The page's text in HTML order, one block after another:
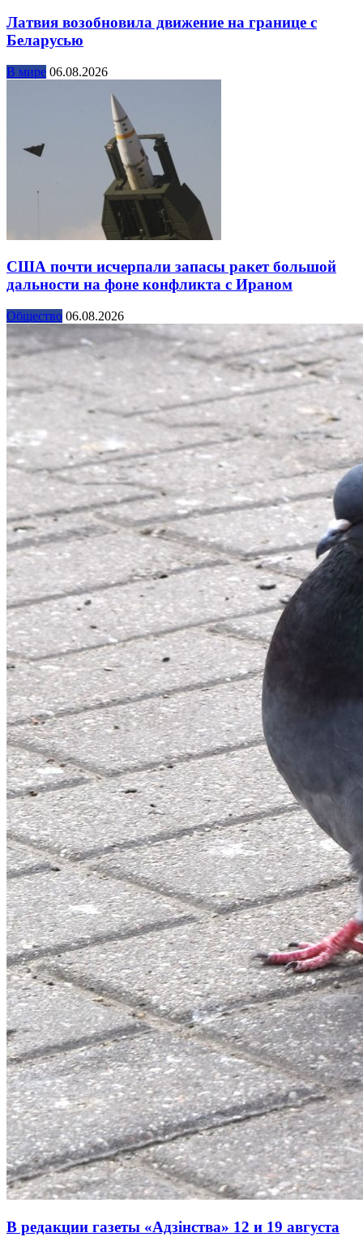
Латвия возобновила движение на границе с
Беларусью
В мире 06.08.2026
США почти исчерпали запасы ракет большой
дальности на фоне конфликта с Ираном
Общество 06.08.2026
В редакции газеты «Адзінства» 12 и 19 августа